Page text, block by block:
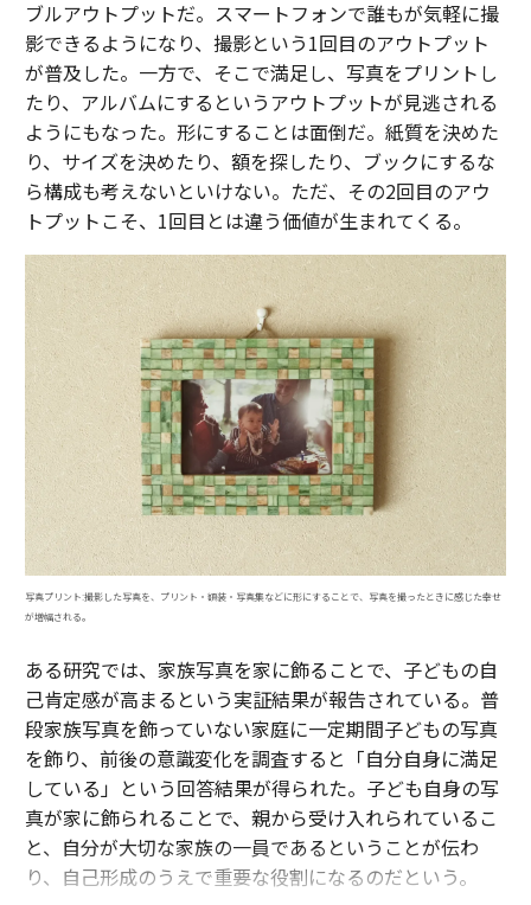
ブルアウトプットだ。スマートフォンで誰もが気軽に撮
影できるようになり、撮影という1回目のアウトプット
が普及した。一方で、そこで満足し、写真をプリントし
たり、アルバムにするというアウトプットが見逃される
ようにもなった。形にすることは面倒だ。紙質を決めた
り、サイズを決めたり、額を探したり、ブックにするな
ら構成も考えないといけない。ただ、その2回目のアウ
トプットこそ、1回目とは違う価値が生まれてくる。
写真プリント:撮影した写真を、プリント・額装・写真集などに形にすることで、写真を撮ったときに感じた幸せ
が増幅される。
ある研究では、家族写真を家に飾ることで、子どもの自
己肯定感が高まるという実証結果が報告されている。普
段家族写真を飾っていない家庭に一定期間子どもの写真
を飾り、前後の意識変化を調査すると「自分自身に満足
している」という回答結果が得られた。子ども自身の写
真が家に飾られることで、親から受け入れられているこ
と、自分が大切な家族の一員であるということが伝わ
り、自己形成のうえで重要な役割になるのだという。